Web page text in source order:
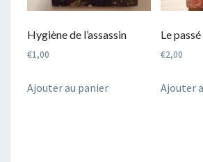
Hygiène de l’assassin
€1,00
Ajouter au panier
Le
€2,00
Ajouter